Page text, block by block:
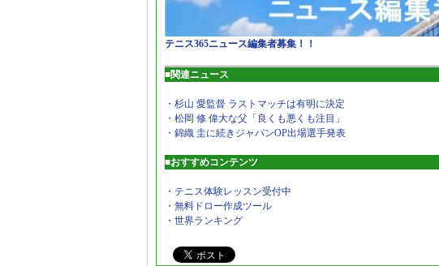
テニス365ニュース編集者募集！！
■関連ニュース
・杉山 愛監督 ラストマッチは有明に決定
・松岡 修 偉大な父「良くも悪くも注目」
・錦織 圭に続きジャパンOP出場選手発表
■おすすめコンテンツ
・テニス体験レッスン受付中
・無料ドロー作成ツール
・世界ランキング